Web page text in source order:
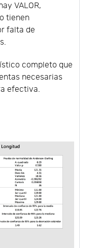
VALOR,
tienen
falta de
completo que
necesarias
efectiva.